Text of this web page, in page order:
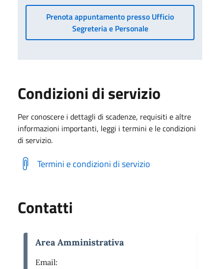
Prenota appuntamento presso Ufficio
Segreteria e Personale
Condizioni di servizio
Per conoscere i dettagli di scadenze, requisiti e altre
informazioni importanti, leggi i termini e le condizioni
di servizio.
Termini e condizioni di servizio
Contatti
Area Amministrativa
Email: